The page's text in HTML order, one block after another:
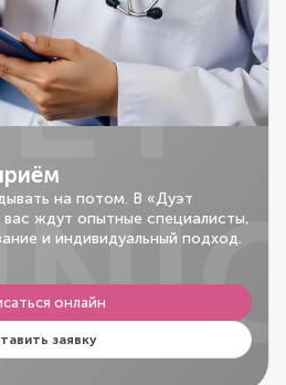
на потом. В «Дуэт
ждут опытные специалисты,
и индивидуальный подход.
онлайн
заявку